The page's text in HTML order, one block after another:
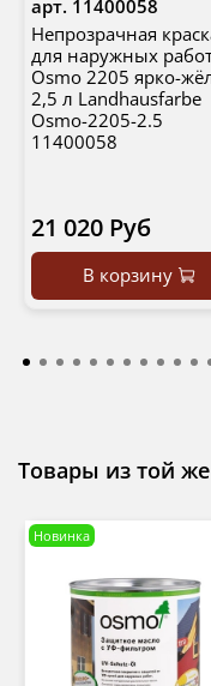
арт. 11400058
Непрозрачная
для наружных
Osmo 2205 ярко-
2,5 л Landhausfarbe
Osmo-2205-2.5
11400058
21 020 Руб
В корзину
Товары из той
Новинка